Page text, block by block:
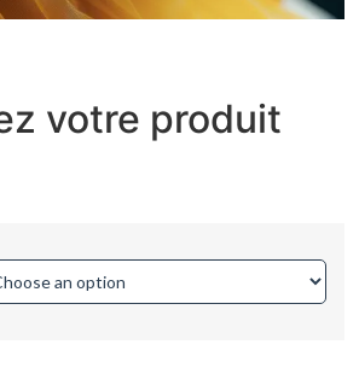
votre produit